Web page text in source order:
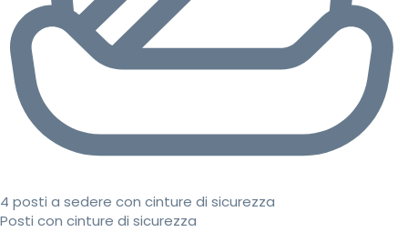
4 posti a sedere con cinture di sicurezza
Posti con cinture di sicurezza